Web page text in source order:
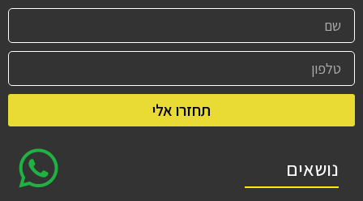
תחזרו אלי
נושאים